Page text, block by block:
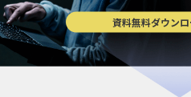
資料無料ダウン